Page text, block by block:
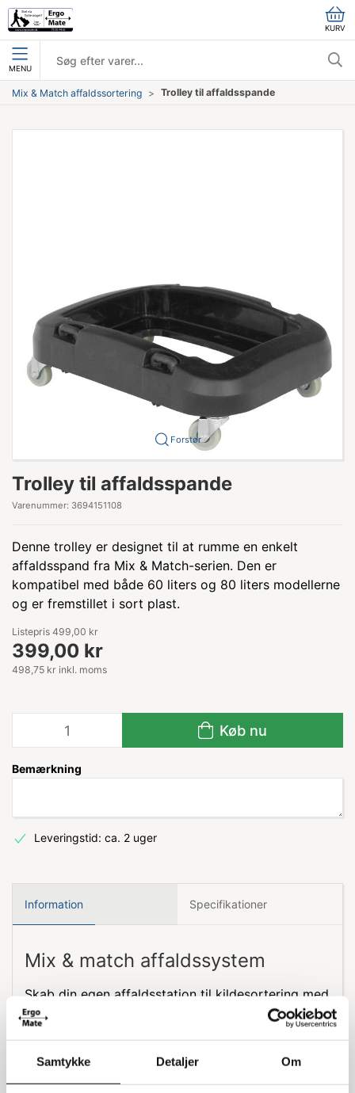
Samtykke Detaljer Om
KURV
MENU
Mix & Match affaldssortering Trolley til affaldsspande
Forstør
Trolley til affaldsspande
Varenummer: 3694151108
Denne trolley er designet til at rumme en enkelt
affaldsspand fra Mix & Match-serien. Den er
kompatibel med både 60 liters og 80 liters modellerne
og er fremstillet i sort plast.
Listepris 499,00 kr
399,00 kr
498,75 kr inkl. moms
Køb nu
Bemærkning
Leveringstid: ca. 2 uger
Information Specifikationer
Mix & match affaldssystem
Skab din egen affaldsstation til kildesortering med
vores udvalg af affaldsspande. De fås i to
størrelser og flere farver.
Start med at vælge størrelsen på affaldsspanden -
enten 60 liter eller 80 liter.